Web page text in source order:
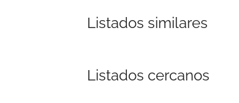
Listados similares
Listados cercanos